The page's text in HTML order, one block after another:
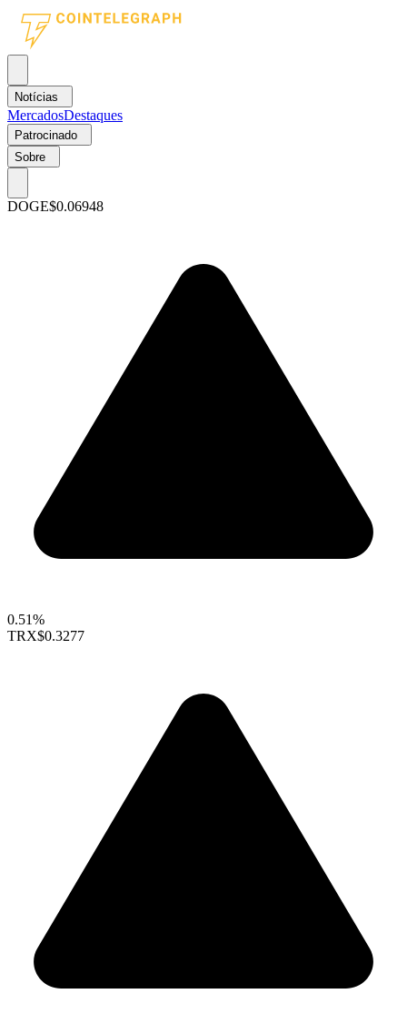
Notícias
MercadosDestaques
Patrocinado
Sobre
DOGE$0.06948
0.51%
TRX$0.3277